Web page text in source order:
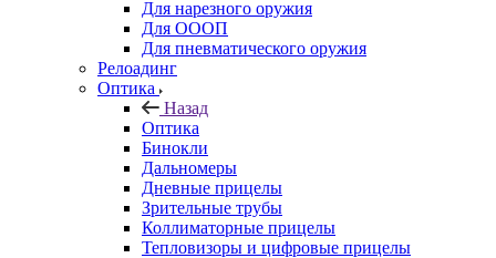
Для нарезного оружия
Для ОООП
Для пневматического оружия
Релоадинг
Оптика
Назад
Оптика
Бинокли
Дальномеры
Дневные прицелы
Зрительные трубы
Коллиматорные прицелы
Тепловизоры и цифровые прицелы